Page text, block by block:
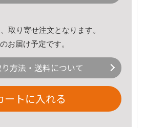
取り寄せ注文となります。
お届け予定です。
方法・送料について
ートに入れる